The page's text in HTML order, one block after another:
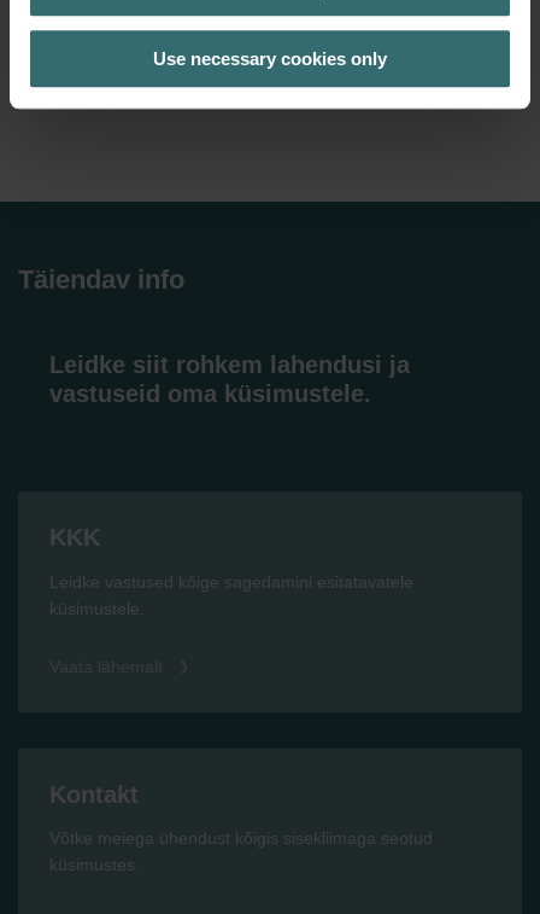
Use necessary cookies only
Täiendav info
Leidke siit rohkem lahendusi ja
vastuseid oma küsimustele.
KKK
Leidke vastused kõige sagedamini esitatavatele
küsimustele.
Vaata lähemalt
Kontakt
Võtke meiega ühendust kõigis sisekliimaga seotud
küsimustes.